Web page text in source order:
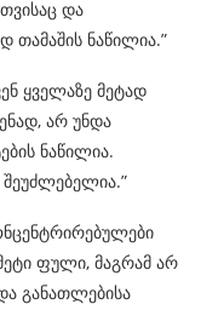
და
თამაშის ნაწილია.”
ყველაზე მეტად
არ უნდა
ნაწილია.
შეუძლებელია.”
ფული, მაგრამ არ
განათლებისა